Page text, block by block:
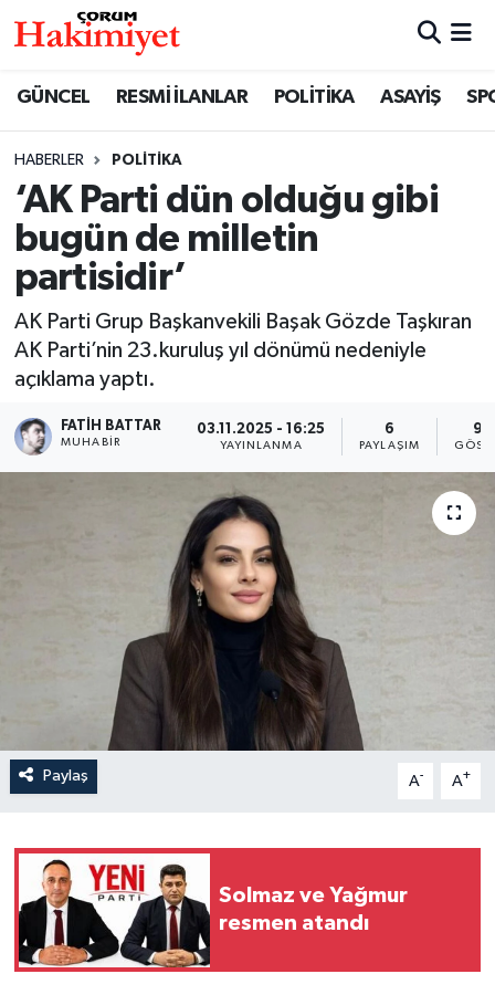
GÜNCEL RESMİ İLANLAR POLİTİKA ASAYİŞ
HABERLER POLİTİKA
‘AK Parti dün olduğu gibi
bugün de milletin
partisidir’
AK Parti Grup Başkanvekili Başak Gözde Taşkıran
AK Parti’nin 23.kuruluş yıl dönümü nedeniyle
açıklama yaptı.
FATIH BATTAR
MUHABIR
03.11.2025 - 16:25
YAYINLANMA
6
PAYLAŞIM
Paylaş A- A+
Solmaz ve Yağmur
resmen atandı
SAĞLIK
ASAYİŞ
EKONOMİ
AKTÜEL
EĞİTİM
TEKNOLOJİ
Nöbetçi Eczaneler
Çorum Namaz Vakitleri
Trafik Durumu
Süper Lig Puan Durumu ve Fikstür
Son Dakika Haberleri
Haber Arşivi